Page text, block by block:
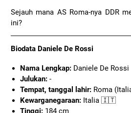
Sejauh mana AS Roma-nya DDR
ini?
Biodata Daniele De Rossi
Nama Lengkap:Daniele De Rossi
Julukan:-
Tempat, tanggal lahir:Roma
Kewarganegaraan:Italia 🇮🇹